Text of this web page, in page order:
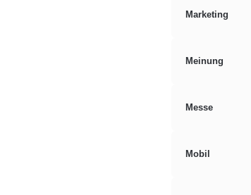
Marketing
Meinung
Messe
Mobil